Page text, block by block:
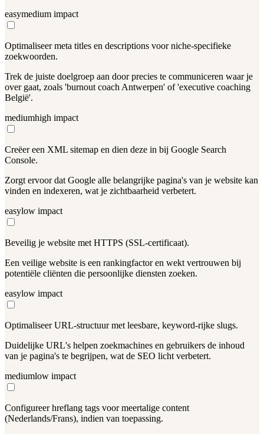
easymedium impact
Optimaliseer meta titles en descriptions voor niche-specifieke
zoekwoorden.
Trek de juiste doelgroep aan door precies te communiceren waar je
over gaat, zoals 'burnout coach Antwerpen' of 'executive coaching
België'.
mediumhigh impact
Creëer een XML sitemap en dien deze in bij Google Search
Console.
Zorgt ervoor dat Google alle belangrijke pagina's van je website kan
vinden en indexeren, wat je zichtbaarheid verbetert.
easylow impact
Beveilig je website met HTTPS (SSL-certificaat).
Een veilige website is een rankingfactor en wekt vertrouwen bij
potentiële cliënten die persoonlijke diensten zoeken.
easylow impact
Optimaliseer URL-structuur met leesbare, keyword-rijke slugs.
Duidelijke URL's helpen zoekmachines en gebruikers de inhoud
van je pagina's te begrijpen, wat de SEO licht verbetert.
mediumlow impact
Configureer hreflang tags voor meertalige content
(Nederlands/Frans), indien van toepassing.